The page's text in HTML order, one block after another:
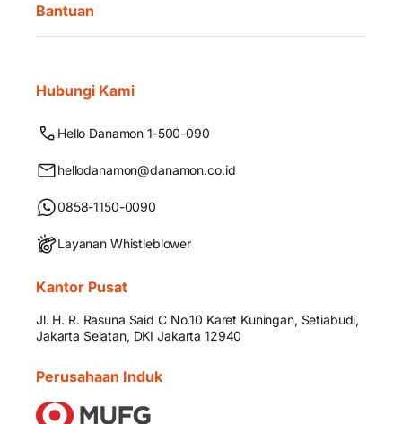
Bantuan
Hubungi Kami
Hello Danamon 1-500-090
hellodanamon@danamon.co.id
0858-1150-0090
Layanan Whistleblower
Kantor Pusat
Jl. H. R. Rasuna Said C No.10 Karet Kuningan, Setiabudi,
Jakarta Selatan, DKI Jakarta 12940
Perusahaan Induk